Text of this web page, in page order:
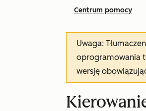
Centrum pomocy
Uwaga:
oprogramowania
wersję